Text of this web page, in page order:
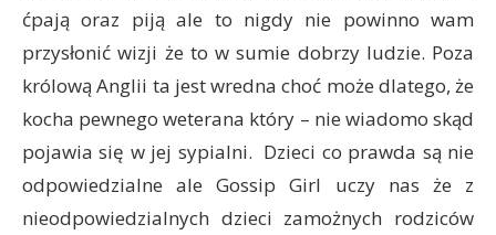
ćpają oraz piją ale to nigdy nie powinno wam
przysłonić wizji że to w sumie dobrzy ludzie. Poza
królową Anglii ta jest wredna choć może dlatego, że
kocha pewnego weterana który – nie wiadomo skąd
pojawia się w jej sypialni. Dzieci co prawda są nie
odpowiedzialne ale Gossip Girl uczy nas że z
nieodpowiedzialnych dzieci zamożnych rodziców